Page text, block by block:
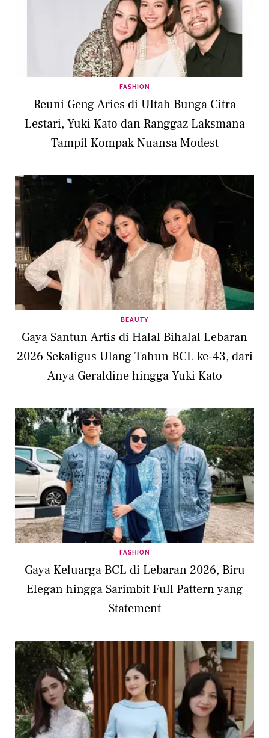
FASHION
Reuni Geng Aries di Ultah Bunga Citra
Lestari, Yuki Kato dan Ranggaz Laksmana
Tampil Kompak Nuansa Modest
BEAUTY
Gaya Santun Artis di Halal Bihalal Lebaran
2026 Sekaligus Ulang Tahun BCL ke-43, dari
Anya Geraldine hingga Yuki Kato
FASHION
Gaya Keluarga BCL di Lebaran 2026, Biru
Elegan hingga Sarimbit Full Pattern yang
Statement